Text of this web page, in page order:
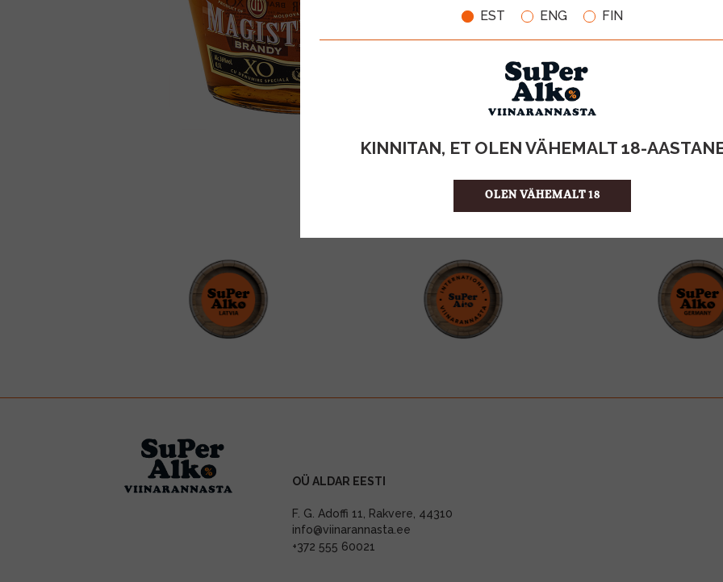
EST ENG FIN
KINNITAN, ET OLEN VÄHEMALT 18-
OLEN VÄHEMALT 18
TOOTE LIIK
ÜHIKU HIND
KOGUS KASTIS
OÜ ALDAR EESTI
F. G. Adoffi 11, Rakvere, 44310
info@viinarannasta.ee
+372 555 60021